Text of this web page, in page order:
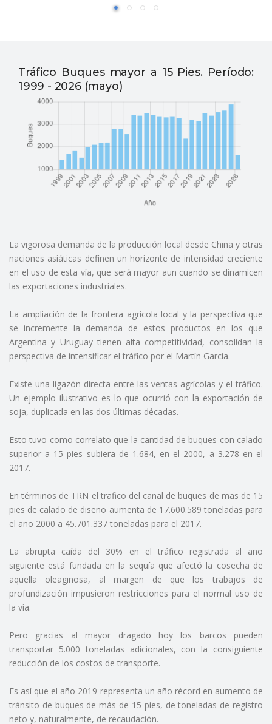
Tráfico Buques mayor a 15 Pies. Período:
1999 - 2026 (mayo)
La vigorosa demanda de la producción local desde China y otras
naciones asiáticas definen un horizonte de intensidad creciente
en el uso de esta vía, que será mayor aun cuando se dinamicen
las exportaciones industriales.
La ampliación de la frontera agrícola local y la perspectiva que
se incremente la demanda de estos productos en los que
Argentina y Uruguay tienen alta competitividad, consolidan la
perspectiva de intensificar el tráfico por el Martín García.
Existe una ligazón directa entre las ventas agrícolas y el tráfico.
Un ejemplo ilustrativo es lo que ocurrió con la exportación de
soja, duplicada en las dos últimas décadas.
Esto tuvo como correlato que la cantidad de buques con calado
superior a 15 pies subiera de 1.684, en el 2000, a 3.278 en el
2017.
En términos de TRN el trafico del canal de buques de mas de 15
pies de calado de diseño aumenta de 17.600.589 toneladas para
el año 2000 a 45.701.337 toneladas para el 2017.
La abrupta caída del 30% en el tráfico registrada al año
siguiente está fundada en la sequía que afectó la cosecha de
aquella oleaginosa, al margen de que los trabajos de
profundización impusieron restricciones para el normal uso de
la vía.
Pero gracias al mayor dragado hoy los barcos pueden
transportar 5.000 toneladas adicionales, con la consiguiente
reducción de los costos de transporte.
Es así que el año 2019 representa un año récord en aumento de
tránsito de buques de más de 15 pies, de toneladas de registro
neto y, naturalmente, de recaudación.